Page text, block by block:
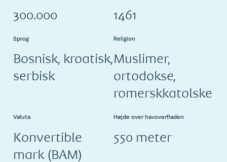
300.000 1461
Sprog
Bosnisk, kroatisk,
serbisk
Religion
Muslimer,
ortodokse,
romerskkatolske
Valuta
Konvertible
mark (BAM)
Højde over havoverfladen
550 meter